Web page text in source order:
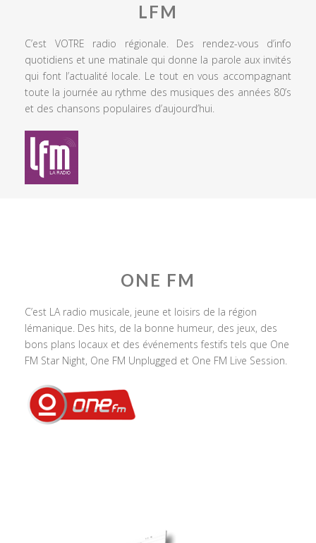
LFM
C’est VOTRE radio régionale. Des rendez-vous d’info
quotidiens et une matinale qui donne la parole aux invités
qui font l’actualité locale. Le tout en vous accompagnant
toute la journée au rythme des musiques des années 80’s
et des chansons populaires d’aujourd’hui.
ONE FM
C’est LA radio musicale, jeune et loisirs de la région
lémanique. Des hits, de la bonne humeur, des jeux, des
bons plans locaux et des événements festifs tels que One
FM Star Night, One FM Unplugged et One FM Live Session.